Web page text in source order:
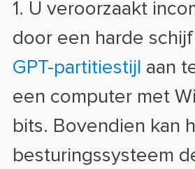
1. U veroorzaakt
door een harde
GPT-partitiestijl aan
een computer met
bits. Bovendien kan
besturingssysteem